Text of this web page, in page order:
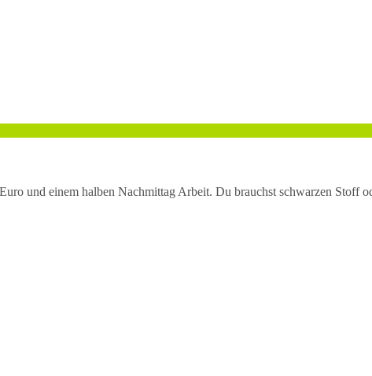
und einem halben Nachmittag Arbeit. Du brauchst schwarzen Stoff